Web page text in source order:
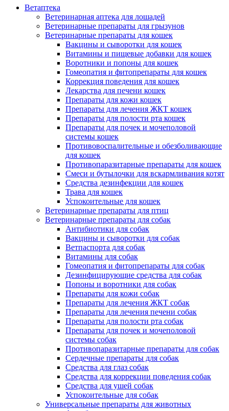
Ветаптека
Ветеринарная аптека для лошадей
Ветеринарные препараты для грызунов
Ветеринарные препараты для кошек
Вакцины и сыворотки для кошек
Витамины и пищевые добавки для кошек
Воротники и попоны для кошек
Гомеопатия и фитопрепараты для кошек
Коррекция поведения для кошек
Лекарства для печени кошек
Препараты для кожи кошек
Препараты для лечения ЖКТ кошек
Препараты для полости рта кошек
Препараты для почек и мочеполовой
системы кошек
Противовоспалительные и обезболивающие
для кошек
Противопаразитарные препараты для кошек
Смеси и бутылочки для вскармливания котят
Средства дезинфекции для кошек
Трава для кошек
Успокоительные для кошек
Ветеринарные препараты для птиц
Ветеринарные препараты для собак
Антибиотики для собак
Вакцины и сыворотки для собак
Ветпаспорта для собак
Витамины для собак
Гомеопатия и фитопрепараты для собак
Дезинфицирующие средства для собак
Попоны и воротники для собак
Препараты для кожи собак
Препараты для лечения ЖКТ собак
Препараты для лечения печени собак
Препараты для полости рта собак
Препараты для почек и мочеполовой
системы собак
Противопаразитарные препараты для собак
Сердечные препараты для собак
Средства для глаз собак
Средства для коррекции поведения собак
Средства для ушей собак
Успокоительные для собак
Универсальные препараты для животных